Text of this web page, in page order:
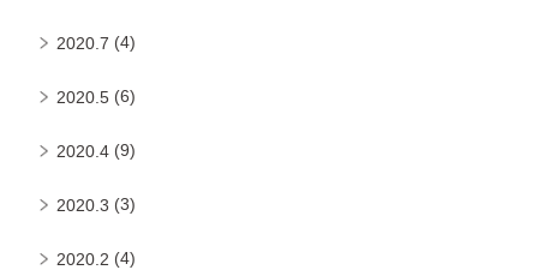
2020.7 (4)
2020.5 (6)
2020.4 (9)
2020.3 (3)
2020.2 (4)